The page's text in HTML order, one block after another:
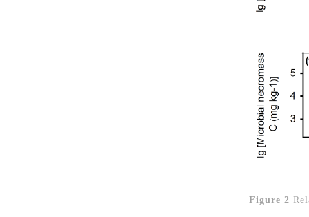
Figure 2